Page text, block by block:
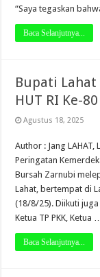
“Saya tegaskan
Baca Selanjutnya...
Bupati Lahat
HUT RI Ke-
Agustus 18, 2025
Author : Jang
Peringatan
Bursah Zarnubi
Lahat, bertempat di
(18/8/25). Diikuti juga
Ketua TP PKK, Ketua
Baca Selanjutnya...